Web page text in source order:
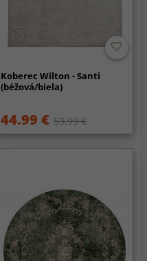
Koberec Wilton - Santi
(béžová/biela)
44.99 € 59.99 €